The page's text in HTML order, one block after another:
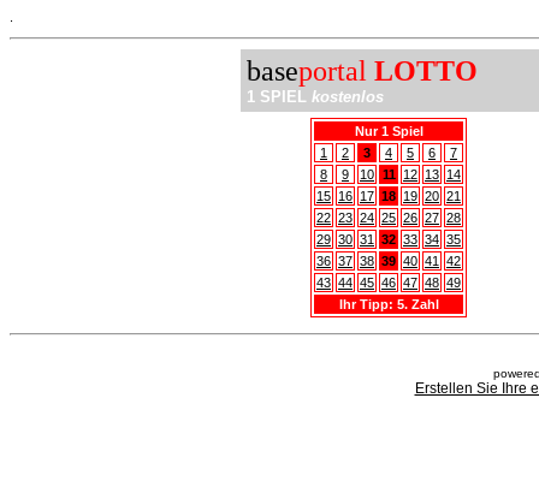
baseportal LOTTO
1 SPIEL kostenlos
Nur 1 Spiel
1
2 3 4 5 6
7
8
9 10 11 12 13 14
15 16 17 18 19 20 21
22 23 24 25 26 27 28
29 30 31 32 33 34 35
36 37 38 39 40 41
42
43 44 45 46 47 48 49
Ihr Tipp: 5. Zahl
Erstellen Sie Ihre